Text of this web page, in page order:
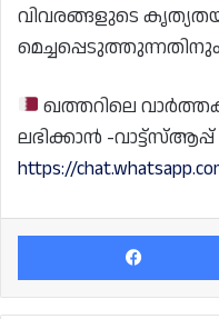
വിവരങ്ങളുടെ
ഖത്തറിലെ
ലഭിക്കാൻ -വാട്ട്സ്ആപ്പ്
https://